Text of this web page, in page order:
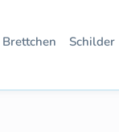
Brettchen Schilder